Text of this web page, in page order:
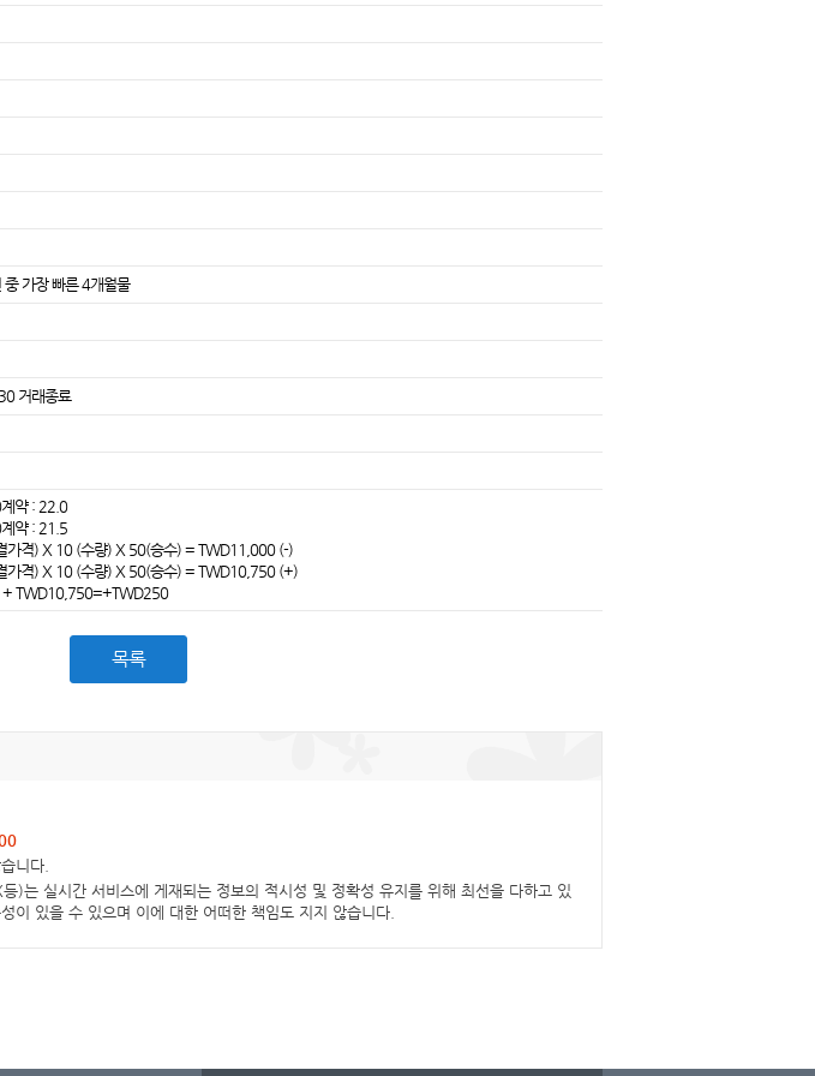
가장 빠른 4개월물
거래종료
약 : 22.0
약 : 21.5
가격) X 10 (수량) X 50(승수) = TWD11,000 (-)
가격) X 10 (수량) X 50(승수) = TWD10,750 (+)
+ TWD10,750=+TWD250
목록
니다.
)는 실시간 서비스에 게재되는 정보의 적시성 및 정확성 유지를 위해 최선을 다하고 있
이 있을 수 있으며 이에 대한 어떠한 책임도 지지 않습니다.